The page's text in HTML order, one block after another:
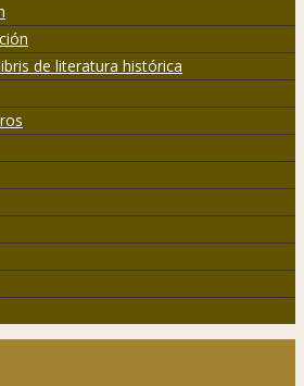
de literatura histórica